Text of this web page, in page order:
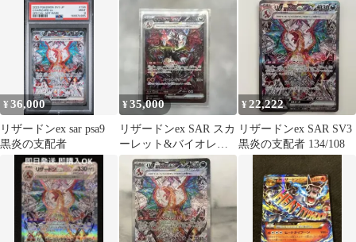
151 201/165
¥36,000
リザードンex sar psa9
黒炎の支配者
¥35,000
リザードンex SAR スカ
ーレット&バイオレッ
ト ハイクラスパック シ
ャイニ…
¥22,222
リザードンex SAR SV3
黒炎の支配者 134/108